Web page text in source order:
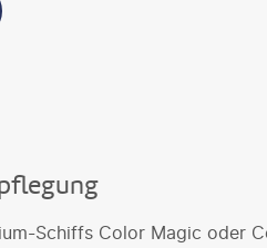
Schiffs Color Magic oder